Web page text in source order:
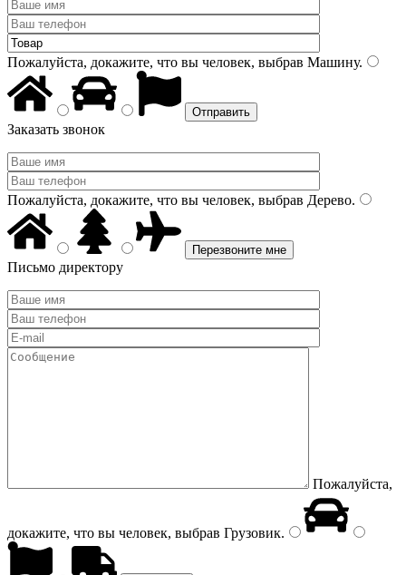
Пожалуйста, докажите, что вы человек, выбрав Машину.
Заказать звонок
Пожалуйста, докажите, что вы человек, выбрав Дерево.
Письмо директору
Пожалуйста,
докажите, что вы человек, выбрав Грузовик.